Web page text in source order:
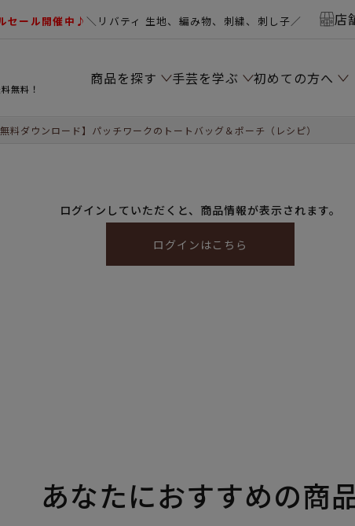
セール開催中♪＼リバティ 生地、編み物、刺繍、刺し子／ 店
無料！
商品を探す 手芸を学ぶ 初めての方へ
無料ダウンロード】パッチワークのトートバッグ＆ポーチ（レシピ）
ログインしていただくと、商品情報が表示されます。
ログインはこちら
あなたにおすすめの商